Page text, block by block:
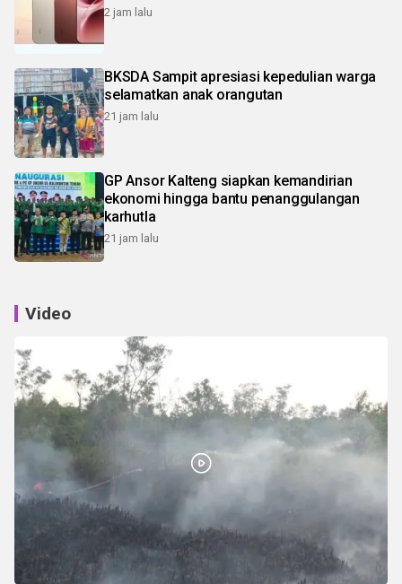
2 jam lalu
BKSDA Sampit apresiasi kepedulian warga
selamatkan anak orangutan
21 jam lalu
GP Ansor Kalteng siapkan kemandirian
ekonomi hingga bantu penanggulangan
karhutla
21 jam lalu
Video